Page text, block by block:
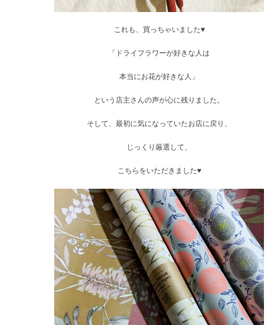
これも、買っちゃいました♥
「ドライフラワーが好きな人は
本当にお花が好きな人」
という店主さんの声が心に残りました。
そして、最初に気になっていたお店に戻り、
じっくり厳選して、
こちらをいただきました♥